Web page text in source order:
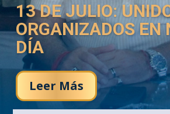
13 DE JULIO:
ORGANIZADOS EN
DÍA
Leer Más